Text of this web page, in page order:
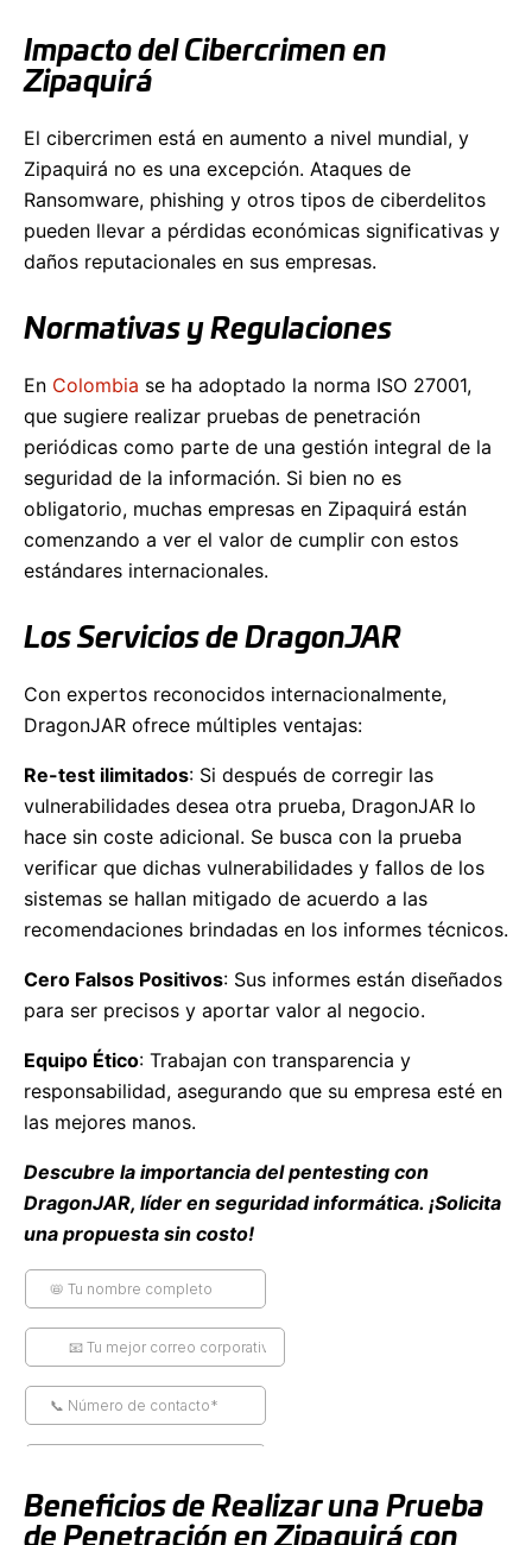
Impacto del Cibercrimen en
Zipaquirá
El cibercrimen está en aumento a nivel mundial, y
Zipaquirá no es una excepción. Ataques de
Ransomware, phishing y otros tipos de ciberdelitos
pueden llevar a pérdidas económicas significativas y
daños reputacionales en sus empresas.
Normativas y Regulaciones
En Colombia se ha adoptado la norma ISO 27001,
que sugiere realizar pruebas de penetración
periódicas como parte de una gestión integral de la
seguridad de la información. Si bien no es
obligatorio, muchas empresas en Zipaquirá están
comenzando a ver el valor de cumplir con estos
estándares internacionales.
Los Servicios de DragonJAR
Con expertos reconocidos internacionalmente,
DragonJAR ofrece múltiples ventajas:
Re-test ilimitados: Si después de corregir las
vulnerabilidades desea otra prueba, DragonJAR lo
hace sin coste adicional. Se busca con la prueba
verificar que dichas vulnerabilidades y fallos de los
sistemas se hallan mitigado de acuerdo a las
recomendaciones brindadas en los informes técnicos.
Cero Falsos Positivos: Sus informes están diseñados
para ser precisos y aportar valor al negocio.
Equipo Ético: Trabajan con transparencia y
responsabilidad, asegurando que su empresa esté en
las mejores manos.
Descubre la importancia del pentesting con
DragonJAR, líder en seguridad informática. ¡Solicita
una propuesta sin costo!
Beneficios de Realizar una Prueba
de Penetración en Zipaquirá con